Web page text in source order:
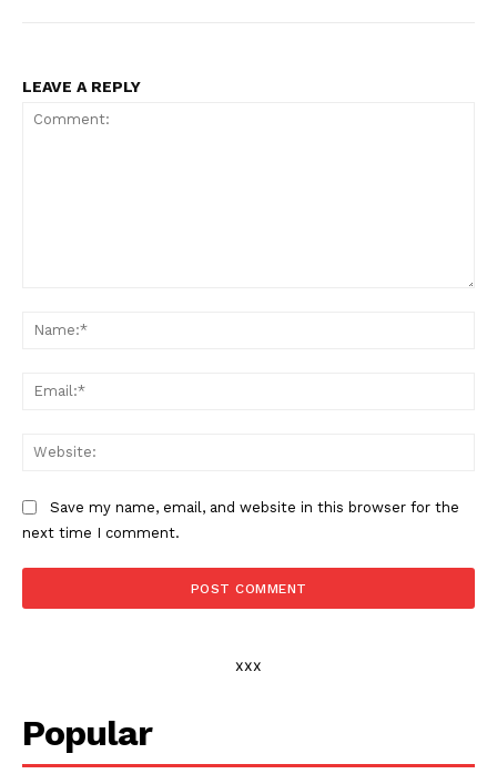
LEAVE A REPLY
Save my name, email, and website in this browser for the
next time I comment.
xxx
Popular